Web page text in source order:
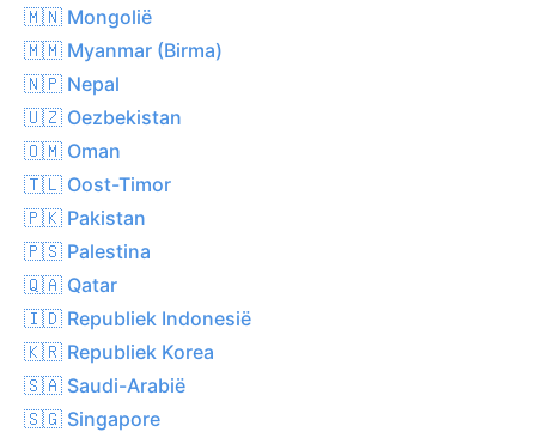
🇲🇳 Mongolië
🇲🇲 Myanmar (Birma)
🇳🇵 Nepal
🇺🇿 Oezbekistan
🇴🇲 Oman
🇹🇱 Oost-Timor
🇵🇰 Pakistan
🇵🇸 Palestina
🇶🇦 Qatar
🇮🇩 Republiek Indonesië
🇰🇷 Republiek Korea
🇸🇦 Saudi-Arabië
🇸🇬 Singapore